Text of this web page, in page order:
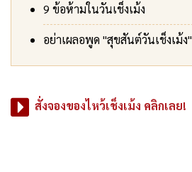
9 ข้อห้ามในวันเช็งเม้ง
อย่าเผลอพูด "สุขสันต์วันเช็งเม้ง"
สั่งจองของไหว้เช็งเม้ง คลิกเลย!